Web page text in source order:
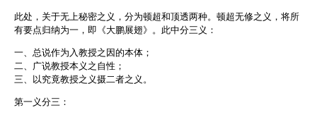
此处，关于无上秘密之义，分为顿超和顶透两种。顿超无修之义，将所
有要点归纳为一，即《大鹏展翅》。此中分三义：
一、总说作为入教授之因的本体；
二、广说教授本义之自性；
三、以究竟教授之义摄二者之义。
第一义分三：